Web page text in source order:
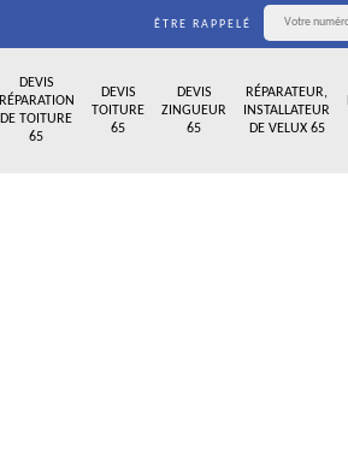
ÊTRE RAPPELÉ
DEVIS
RÉPARATION
DE TOITURE
65
DEVIS
TOITURE
65
DEVIS
ZINGUEUR
65
RÉPARATEUR,
INSTALLATEUR
DE VELUX 65